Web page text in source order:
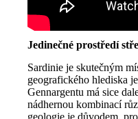
Jedinečné prostředí
Sardinie je skutečným
geografického hlediska
Gennargentu má sice
nádhernou kombinací
geologie je důvodem,